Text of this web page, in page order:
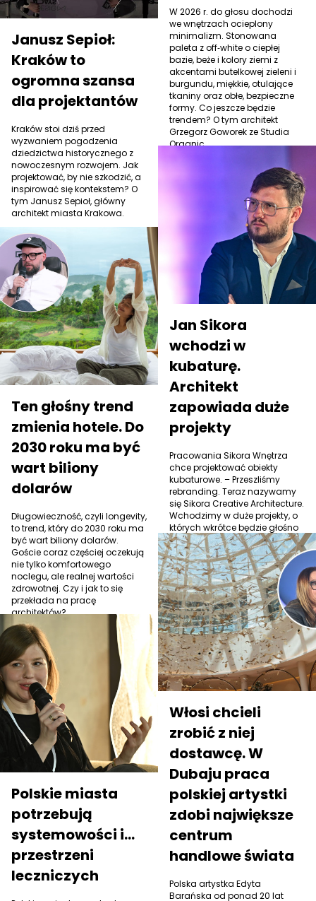
W 2026 r. do głosu dochodzi
we wnętrzach ocieplony
minimalizm. Stonowana
paleta z off‑white o ciepłej
bazie, beże i kolory ziemi z
akcentami butelkowej zieleni i
burgundu, miękkie, otulające
tkaniny oraz obłe, bezpieczne
formy. Co jeszcze będzie
trendem? O tym architekt
Grzegorz Goworek ze Studia
Organic.
Janusz Sepioł:
Kraków to
ogromna szansa
dla projektantów
Kraków stoi dziś przed
wyzwaniem pogodzenia
dziedzictwa historycznego z
nowoczesnym rozwojem. Jak
projektować, by nie szkodzić, a
inspirować się kontekstem? O
tym Janusz Sepioł, główny
architekt miasta Krakowa.
Jan Sikora
wchodzi w
kubaturę.
Architekt
zapowiada duże
projekty
Pracowania Sikora Wnętrza
chce projektować obiekty
kubaturowe. – Przeszliśmy
rebranding. Teraz nazywamy
się Sikora Creative Architecture.
Wchodzimy w duże projekty, o
których wkrótce będzie głośno
– zapowiada Jan Sikora.
Ten głośny trend
zmienia hotele. Do
2030 roku ma być
wart biliony
dolarów
Długowieczność, czyli longevity,
to trend, który do 2030 roku ma
być wart biliony dolarów.
Goście coraz częściej oczekują
nie tylko komfortowego
noclegu, ale realnej wartości
zdrowotnej. Czy i jak to się
przekłada na pracę
architektów?
Włosi chcieli
zrobić z niej
dostawcę. W
Dubaju praca
polskiej artystki
zdobi największe
centrum
handlowe świata
Polska artystka Edyta
Barańska od ponad 20 lat
Polskie miasta
potrzebują
systemowości i...
przestrzeni
leczniczych